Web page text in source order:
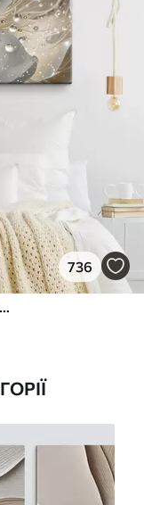
736
Крупний план білої квітки півонії з крапельками води на пелюстках на розмитому фоні